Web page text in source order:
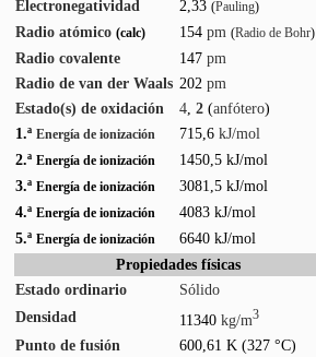
Electronegatividad
2,33 (Pauling)
Radio atómico (calc) 154 pm (Radio de Bohr)
Radio covalente 147 pm
Radio de van der Waals 202 pm
Estado(s) de oxidación
4, 2 (anfótero)
1.ª Energía de ionización 715,6 kJ/mol
2.ª Energía de ionización
1450,5 kJ/mol
3.ª Energía de ionización
3081,5 kJ/mol
4.ª Energía de ionización
4083 kJ/mol
5.ª Energía de ionización
6640 kJ/mol
Propiedades físicas
Estado ordinario
Sólido
Densidad
11340 kg/m3
Punto de fusión
600,61 K (327 °C)